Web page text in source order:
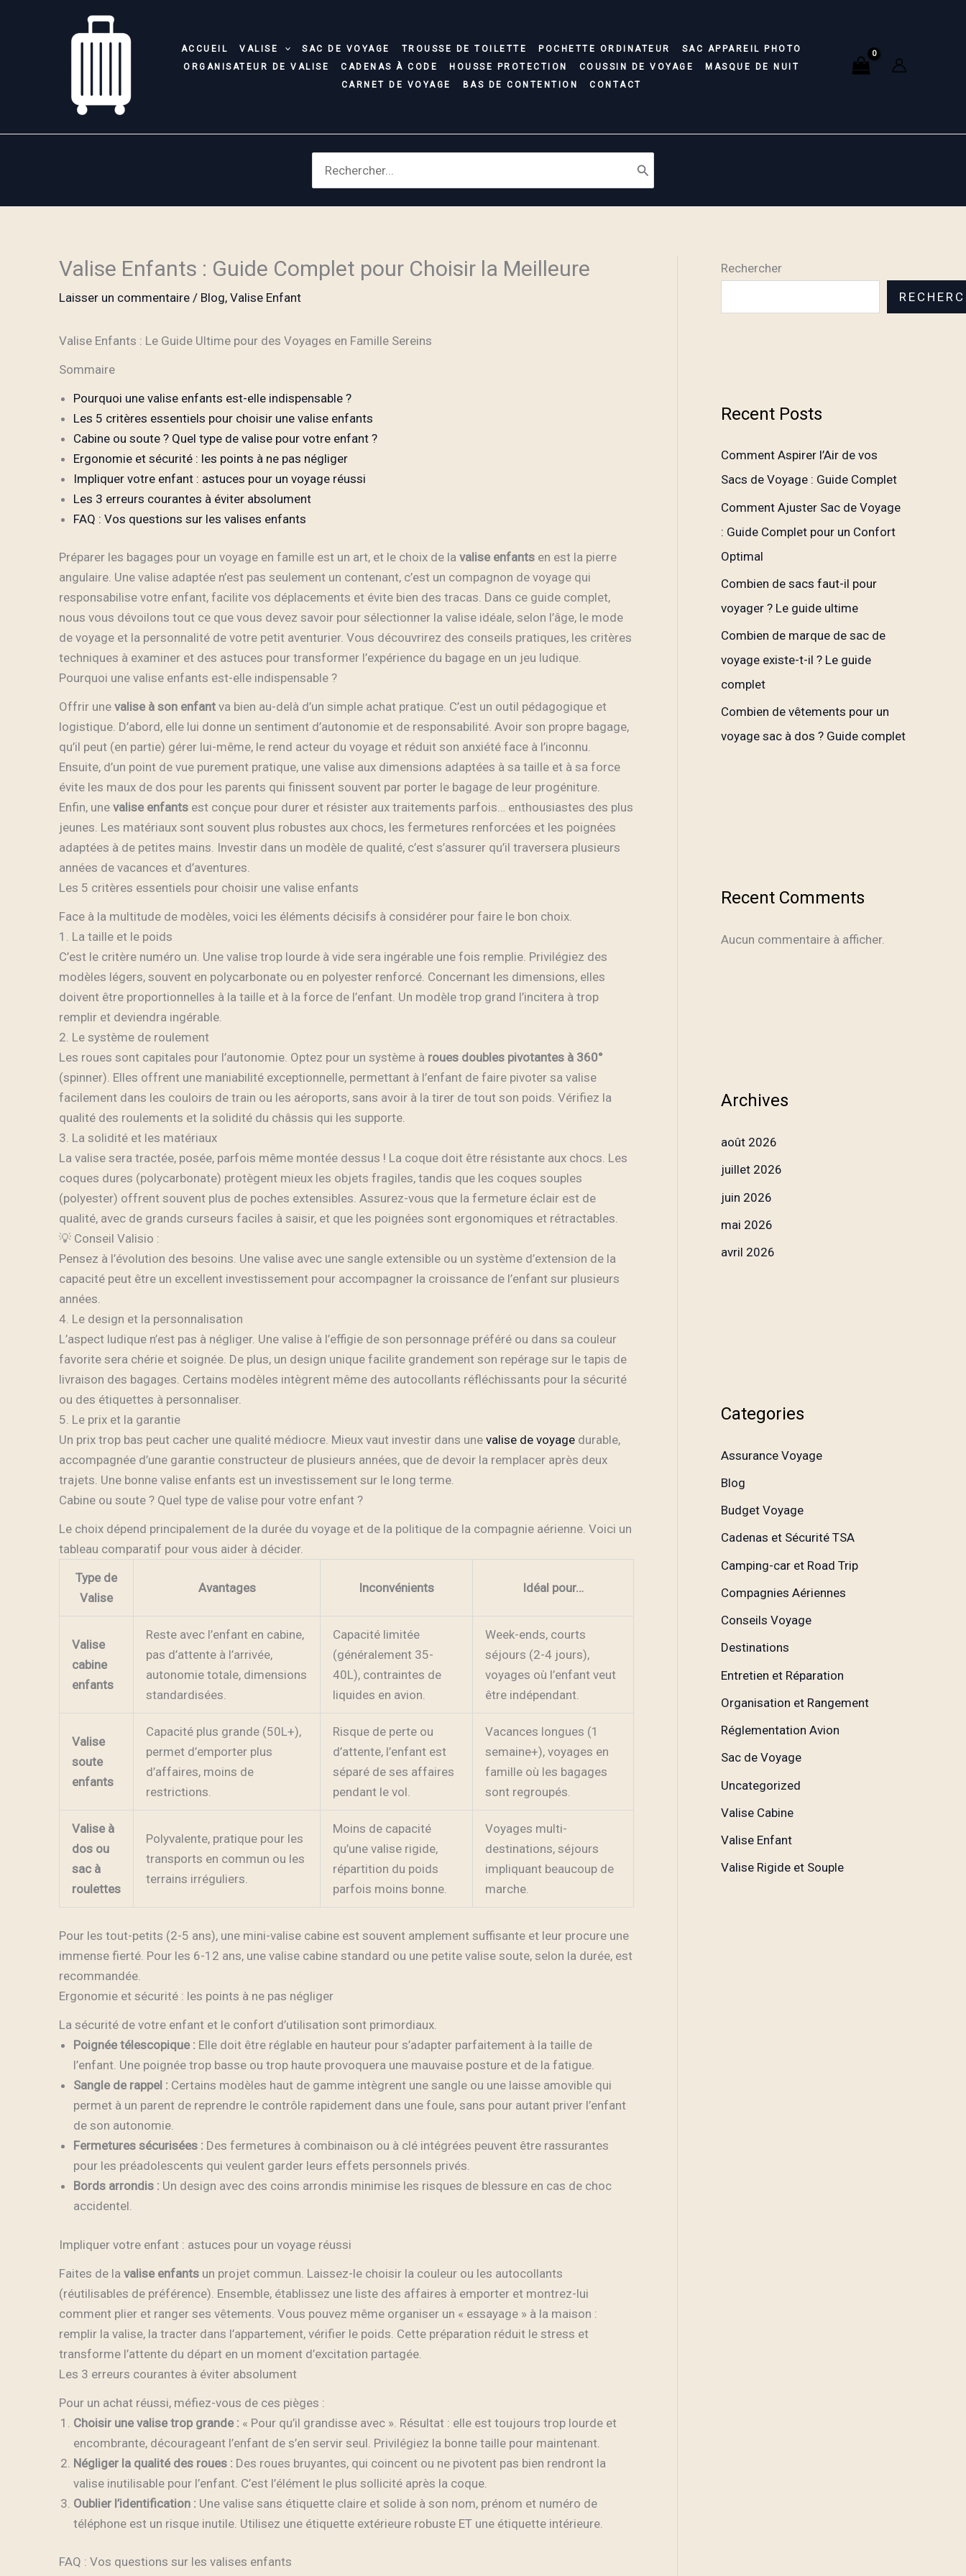
ACCUEIL VALISE SAC DE VOYAGE TROUSSE DE TOILETTE POCHETTE ORDINATEUR
SAC APPAREIL PHOTO
ORGANISATEUR DE VALISE
CADENAS À CODE HOUSSE PROTECTION COUSSIN DE VOYAGE
MASQUE DE NUIT
CARNET DE VOYAGE
BAS DE CONTENTION CONTACT
Search
for:
Valise Enfants : Guide Complet pour Choisir la Meilleure
Laisser un commentaire / Blog, Valise Enfant
Valise Enfants : Le Guide Ultime pour des Voyages en Famille Sereins
Sommaire
Pourquoi une valise enfants est-elle indispensable ?
Les 5 critères essentiels pour choisir une valise enfants
Cabine ou soute ? Quel type de valise pour votre enfant ?
Ergonomie et sécurité : les points à ne pas négliger
Impliquer votre enfant : astuces pour un voyage réussi
Les 3 erreurs courantes à éviter absolument
FAQ : Vos questions sur les valises enfants
Préparer les bagages pour un voyage en famille est un art, et le choix de la valise enfants en est la pierre
angulaire. Une valise adaptée n’est pas seulement un contenant, c’est un compagnon de voyage qui
responsabilise votre enfant, facilite vos déplacements et évite bien des tracas. Dans ce guide complet,
nous vous dévoilons tout ce que vous devez savoir pour sélectionner la valise idéale, selon l’âge, le mode
de voyage et la personnalité de votre petit aventurier. Vous découvrirez des conseils pratiques, les critères
techniques à examiner et des astuces pour transformer l’expérience du bagage en un jeu ludique.
Pourquoi une valise enfants est-elle indispensable ?
Offrir une valise à son enfant va bien au-delà d’un simple achat pratique. C’est un outil pédagogique et
logistique. D’abord, elle lui donne un sentiment d’autonomie et de responsabilité. Avoir son propre bagage,
qu’il peut (en partie) gérer lui-même, le rend acteur du voyage et réduit son anxiété face à l’inconnu.
Ensuite, d’un point de vue purement pratique, une valise aux dimensions adaptées à sa taille et à sa force
évite les maux de dos pour les parents qui finissent souvent par porter le bagage de leur progéniture.
Enfin, une valise enfants est conçue pour durer et résister aux traitements parfois… enthousiastes des plus
jeunes. Les matériaux sont souvent plus robustes aux chocs, les fermetures renforcées et les poignées
adaptées à de petites mains. Investir dans un modèle de qualité, c’est s’assurer qu’il traversera plusieurs
années de vacances et d’aventures.
Les 5 critères essentiels pour choisir une valise enfants
Face à la multitude de modèles, voici les éléments décisifs à considérer pour faire le bon choix.
1. La taille et le poids
C’est le critère numéro un. Une valise trop lourde à vide sera ingérable une fois remplie. Privilégiez des
modèles légers, souvent en polycarbonate ou en polyester renforcé. Concernant les dimensions, elles
doivent être proportionnelles à la taille et à la force de l’enfant. Un modèle trop grand l’incitera à trop
remplir et deviendra ingérable.
2. Le système de roulement
Les roues sont capitales pour l’autonomie. Optez pour un système à roues doubles pivotantes à 360°
(spinner). Elles offrent une maniabilité exceptionnelle, permettant à l’enfant de faire pivoter sa valise
facilement dans les couloirs de train ou les aéroports, sans avoir à la tirer de tout son poids. Vérifiez la
qualité des roulements et la solidité du châssis qui les supporte.
3. La solidité et les matériaux
La valise sera tractée, posée, parfois même montée dessus ! La coque doit être résistante aux chocs. Les
coques dures (polycarbonate) protègent mieux les objets fragiles, tandis que les coques souples
(polyester) offrent souvent plus de poches extensibles. Assurez-vous que la fermeture éclair est de
qualité, avec de grands curseurs faciles à saisir, et que les poignées sont ergonomiques et rétractables.
💡 Conseil Valisio :
Pensez à l’évolution des besoins. Une valise avec une sangle extensible ou un système d’extension de la
capacité peut être un excellent investissement pour accompagner la croissance de l’enfant sur plusieurs
années.
4. Le design et la personnalisation
L’aspect ludique n’est pas à négliger. Une valise à l’effigie de son personnage préféré ou dans sa couleur
favorite sera chérie et soignée. De plus, un design unique facilite grandement son repérage sur le tapis de
livraison des bagages. Certains modèles intègrent même des autocollants réfléchissants pour la sécurité
ou des étiquettes à personnaliser.
5. Le prix et la garantie
Un prix trop bas peut cacher une qualité médiocre. Mieux vaut investir dans une valise de voyage durable,
accompagnée d’une garantie constructeur de plusieurs années, que de devoir la remplacer après deux
trajets. Une bonne valise enfants est un investissement sur le long terme.
Cabine ou soute ? Quel type de valise pour votre enfant ?
Le choix dépend principalement de la durée du voyage et de la politique de la compagnie aérienne. Voici un
tableau comparatif pour vous aider à décider.
Type de
Valise
Avantages Inconvénients Idéal pour…
Valise
cabine
enfants
Reste avec l’enfant en cabine,
pas d’attente à l’arrivée,
autonomie totale, dimensions
standardisées.
Capacité limitée
(généralement 35-
40L), contraintes de
liquides en avion.
Week-ends, courts
séjours (2-4 jours),
voyages où l’enfant veut
être indépendant.
Valise
soute
enfants
Capacité plus grande (50L+),
permet d’emporter plus
d’affaires, moins de
restrictions.
Risque de perte ou
d’attente, l’enfant est
séparé de ses affaires
pendant le vol.
Vacances longues (1
semaine+), voyages en
famille où les bagages
sont regroupés.
Valise à
dos ou
sac à
roulettes
Polyvalente, pratique pour les
transports en commun ou les
terrains irréguliers.
Moins de capacité
qu’une valise rigide,
répartition du poids
parfois moins bonne.
Voyages multi-
destinations, séjours
impliquant beaucoup de
marche.
Pour les tout-petits (2-5 ans), une mini-valise cabine est souvent amplement suffisante et leur procure une
immense fierté. Pour les 6-12 ans, une valise cabine standard ou une petite valise soute, selon la durée, est
recommandée.
Ergonomie et sécurité : les points à ne pas négliger
La sécurité de votre enfant et le confort d’utilisation sont primordiaux.
Poignée télescopique : Elle doit être réglable en hauteur pour s’adapter parfaitement à la taille de
l’enfant. Une poignée trop basse ou trop haute provoquera une mauvaise posture et de la fatigue.
Sangle de rappel : Certains modèles haut de gamme intègrent une sangle ou une laisse amovible qui
permet à un parent de reprendre le contrôle rapidement dans une foule, sans pour autant priver l’enfant
de son autonomie.
Fermetures sécurisées : Des fermetures à combinaison ou à clé intégrées peuvent être rassurantes
pour les préadolescents qui veulent garder leurs effets personnels privés.
Bords arrondis : Un design avec des coins arrondis minimise les risques de blessure en cas de choc
accidentel.
Impliquer votre enfant : astuces pour un voyage réussi
Faites de la valise enfants un projet commun. Laissez-le choisir la couleur ou les autocollants
(réutilisables de préférence). Ensemble, établissez une liste des affaires à emporter et montrez-lui
comment plier et ranger ses vêtements. Vous pouvez même organiser un « essayage » à la maison :
remplir la valise, la tracter dans l’appartement, vérifier le poids. Cette préparation réduit le stress et
transforme l’attente du départ en un moment d’excitation partagée.
Les 3 erreurs courantes à éviter absolument
Pour un achat réussi, méfiez-vous de ces pièges :
Choisir une valise trop grande : « Pour qu’il grandisse avec ». Résultat : elle est toujours trop lourde et
encombrante, décourageant l’enfant de s’en servir seul. Privilégiez la bonne taille pour maintenant.
Négliger la qualité des roues : Des roues bruyantes, qui coincent ou ne pivotent pas bien rendront la
valise inutilisable pour l’enfant. C’est l’élément le plus sollicité après la coque.
Oublier l’identification : Une valise sans étiquette claire et solide à son nom, prénom et numéro de
téléphone est un risque inutile. Utilisez une étiquette extérieure robuste ET une étiquette intérieure.
FAQ : Vos questions sur les valises enfants
Rechercher
Recent Posts
Comment Aspirer l’Air de vos
Sacs de Voyage : Guide Complet
Comment Ajuster Sac de Voyage
: Guide Complet pour un Confort
Optimal
Combien de sacs faut-il pour
voyager ? Le guide ultime
Combien de marque de sac de
voyage existe-t-il ? Le guide
complet
Combien de vêtements pour un
voyage sac à dos ? Guide complet
Recent Comments
Aucun commentaire à afficher.
Archives
août 2026
juillet 2026
juin 2026
mai 2026
avril 2026
Categories
Assurance Voyage
Blog
Budget Voyage
Cadenas et Sécurité TSA
Camping-car et Road Trip
Compagnies Aériennes
Conseils Voyage
Destinations
Entretien et Réparation
Organisation et Rangement
Réglementation Avion
Sac de Voyage
Uncategorized
Valise Cabine
Valise Enfant
Valise Rigide et Souple